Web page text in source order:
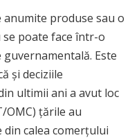
anumite produse sau o
poate face într-o
Este
și deciziile
ultimii ani a avut loc
OMC) țările au
din calea comerțului